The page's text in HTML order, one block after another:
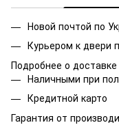
Новой почтой по
Курьером к двери
Подробнее о доставке
Наличными при
Кредитной карто
Гарантия от